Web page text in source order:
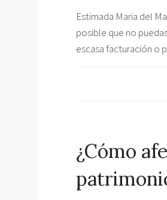
Estimada Maria del
posible que no
escasa facturación o
¿Cómo